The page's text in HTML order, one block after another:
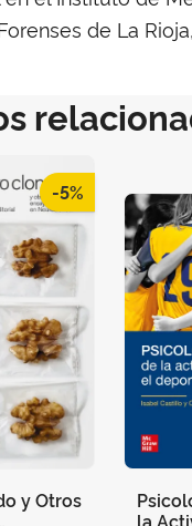
de La
-5%
y Otros
la